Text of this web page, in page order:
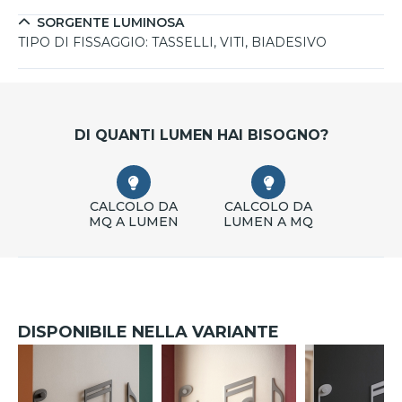
di stile.SORGENTE LUMINOSA
TIPO DI FISSAGGIO: TASSELLI, VITI, BIADESIVO
DI QUANTI LUMEN HAI BISOGNO?
CALCOLO DA
MQ A LUMEN
CALCOLO DA
LUMEN A MQ
DISPONIBILE NELLA VARIANTE